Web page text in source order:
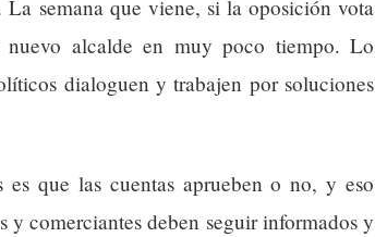
semana que viene, si la oposición vota
alcalde en muy poco tiempo. Lo
dialoguen y trabajen por soluciones
que las cuentas aprueben o no, y eso
comerciantes deben seguir informados y